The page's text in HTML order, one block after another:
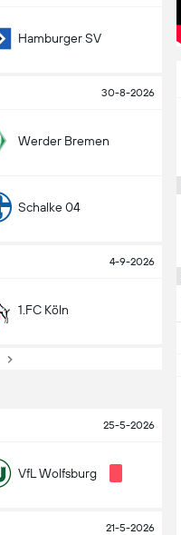
Hamburger SV
30-8-2026
Werder Bremen
Schalke 04
4-9-2026
1.FC Köln
25-5-2026
VfL Wolfsburg
21-5-2026